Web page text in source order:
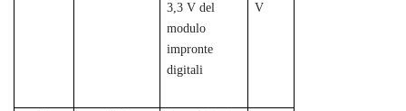
3,3 V del
modulo
impronte
digitali
V